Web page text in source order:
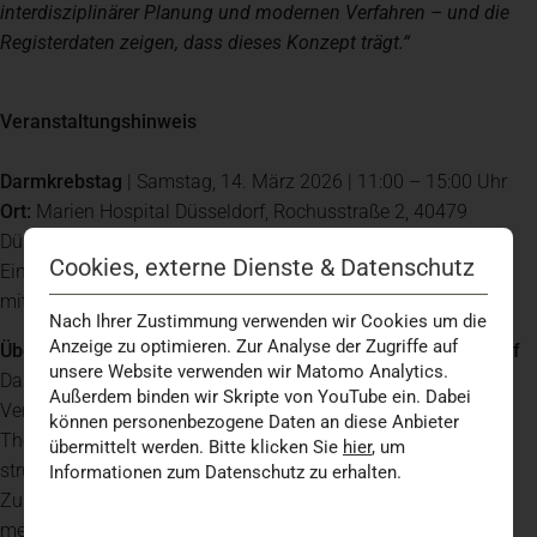
interdisziplinärer Planung und modernen Verfahren – und die
Registerdaten zeigen, dass dieses Konzept trägt.“
Veranstaltungshinweis
Darmkrebstag | Samstag, 14. März 2026 | 11:00 – 15:00 Uhr
Ort: Marien Hospital Düsseldorf, Rochusstraße 2, 40479
Düsseldorf
Eintritt frei | Programm und Anmeldung zur OP-Besichtigung
mit OP-Roboter
Über das Darmkrebszentrum am Marien Hospital Düsseldorf
Das zertifizierte Darmkrebszentrum bietet eine umfassende
Versorgung von der Vorsorge über Diagnostik und operative
Therapie bis zur medikamentösen Behandlung und
strukturierten Nachsorge. Grundlage ist die enge
Zusammenarbeit spezialisierter Fachbereiche nach aktuellen
medizinischen Leitlinien. Die Ergebnisqualität wird
Cookies, externe Dienste & Datenschutz
Nach Ihrer Zustimmung verwenden wir Cookies um die
Anzeige zu optimieren. Zur Analyse der Zugriffe auf
unsere Website verwenden wir Matomo Analytics.
Außerdem binden wir Skripte von YouTube ein. Dabei
können personenbezogene Daten an diese Anbieter
übermittelt werden. Bitte klicken Sie hier, um
Informationen zum Datenschutz zu erhalten.